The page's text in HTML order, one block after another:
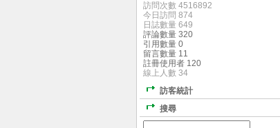
訪問次數 4516892
今日訪問 874
日誌數量 649
評論數量 320
引用數量 0
留言數量 11
註冊使用者 120
線上人數 34
訪客統計
搜尋